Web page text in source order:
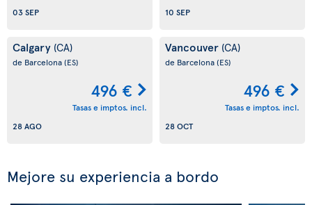
03 SEP
10 SEP
Calgary (CA)
de Barcelona(ES)
496 €
Tasas e imptos. incl.
28 AGO
Vancouver (CA)
de Barcelona(ES)
496 €
Tasas e imptos. incl.
28 OCT
Mejore su experiencia a bordo